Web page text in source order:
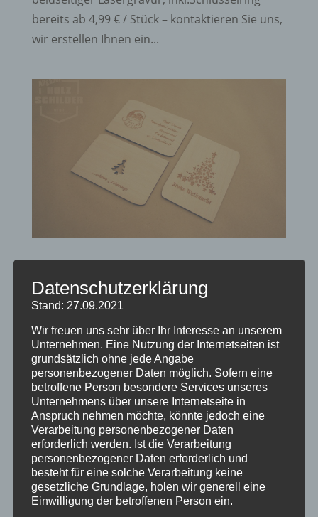
bereits ab 4,99 € / Stück – kontaktieren Sie uns,
wir erstellen Ihnen ein...
von Holzschildermacher | Dez. 1, 2017
Geschenkideen,Holzartikel
Ideal als Weihnachtspost – z.B. als
Geschenkgutschein oder für Firmenkunden zu
Weihnachten. Wir haben eine Vielzahl an
Standardmotiven für jeden Anlass. Oder
gestalten Sie Ihre Holzpostkarten ganz
individuell nach Ihren Vorgaben. Ob nur mit
Text, oder mit...
Datenschutzerklärung
Stand: 27.09.2021
Wir freuen uns sehr über Ihr Interesse an unserem
Unternehmen. Eine Nutzung der Internetseiten ist
grundsätzlich ohne jede Angabe
personenbezogener Daten möglich. Sofern eine
betroffene Person besondere Services unseres
Unternehmens über unsere Internetseite in
Anspruch nehmen möchte, könnte jedoch eine
Verarbeitung personenbezogener Daten
erforderlich werden. Ist die Verarbeitung
personenbezogener Daten erforderlich und
besteht für eine solche Verarbeitung keine
gesetzliche Grundlage, holen wir generell eine
Einwilligung der betroffenen Person ein.